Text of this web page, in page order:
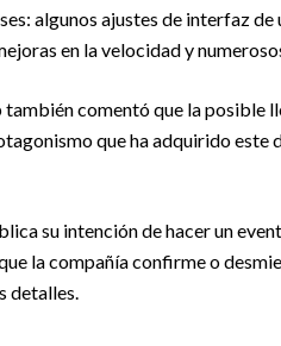
algunos ajustes de interfaz
en la velocidad y
comentó que la posible
que ha adquirido este
su intención de hacer un
la compañía confirme o
detalles.